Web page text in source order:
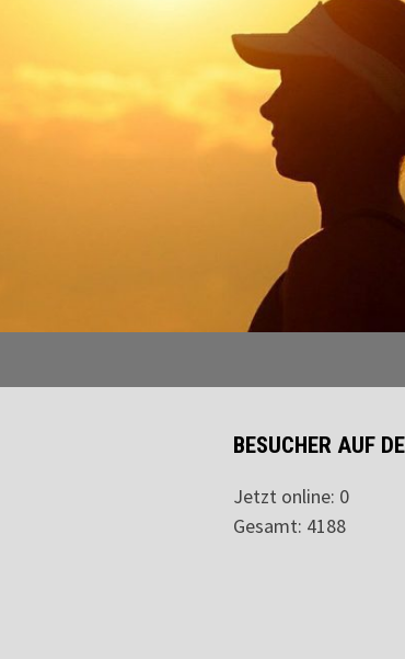
BESUCHER AUF
Jetzt online: 0
Gesamt: 4188